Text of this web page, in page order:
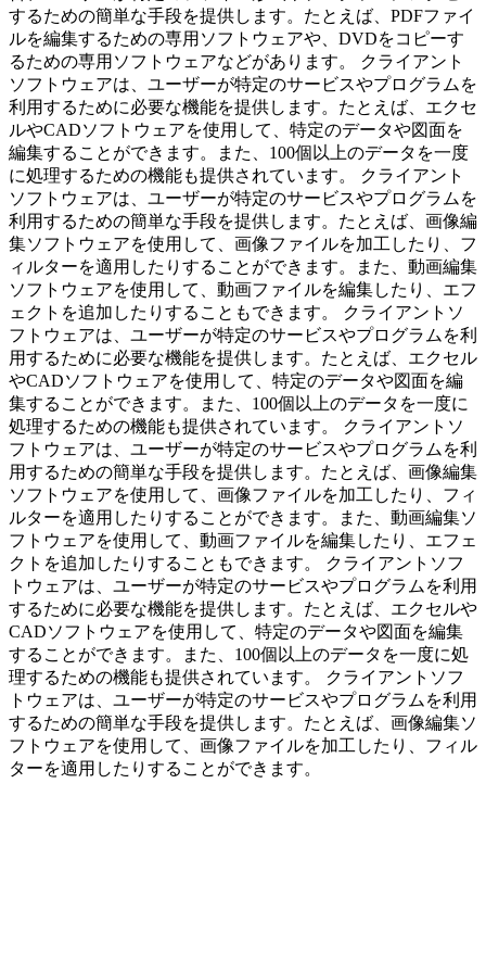
するための簡単な手段を提供します。たとえば、PDFファイ
ルを編集するための専用ソフトウェアや、DVDをコピーす
るための専用ソフトウェアなどがあります。 クライアント
ソフトウェアは、ユーザーが特定のサービスやプログラムを
利用するために必要な機能を提供します。たとえば、エクセ
ルやCADソフトウェアを使用して、特定のデータや図面を
編集することができます。また、100個以上のデータを一度
に処理するための機能も提供されています。 クライアント
ソフトウェアは、ユーザーが特定のサービスやプログラムを
利用するための簡単な手段を提供します。たとえば、画像編
集ソフトウェアを使用して、画像ファイルを加工したり、フ
ィルターを適用したりすることができます。また、動画編集
ソフトウェアを使用して、動画ファイルを編集したり、エフ
ェクトを追加したりすることもできます。 クライアントソ
フトウェアは、ユーザーが特定のサービスやプログラムを利
用するために必要な機能を提供します。たとえば、エクセル
やCADソフトウェアを使用して、特定のデータや図面を編
集することができます。また、100個以上のデータを一度に
処理するための機能も提供されています。 クライアントソ
フトウェアは、ユーザーが特定のサービスやプログラムを利
用するための簡単な手段を提供します。たとえば、画像編集
ソフトウェアを使用して、画像ファイルを加工したり、フィ
ルターを適用したりすることができます。また、動画編集ソ
フトウェアを使用して、動画ファイルを編集したり、エフェ
クトを追加したりすることもできます。 クライアントソフ
トウェアは、ユーザーが特定のサービスやプログラムを利用
するために必要な機能を提供します。たとえば、エクセルや
CADソフトウェアを使用して、特定のデータや図面を編集
することができます。また、100個以上のデータを一度に処
理するための機能も提供されています。 クライアントソフ
トウェアは、ユーザーが特定のサービスやプログラムを利用
するための簡単な手段を提供します。たとえば、画像編集ソ
フトウェアを使用して、画像ファイルを加工したり、フィル
ターを適用したりすることができます。